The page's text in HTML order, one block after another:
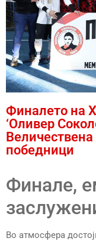
Финалето на
‘Оливер
победници
Финале,
Во атмосфера